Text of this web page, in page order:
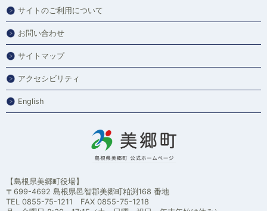
サイトのご利用について
お問い合わせ
サイトマップ
アクセシビリティ
English
【島根県美郷町役場】
〒699-4692 島根県邑智郡美郷町粕渕168 番地
TEL 0855-75-1211 FAX 0855-75-1218